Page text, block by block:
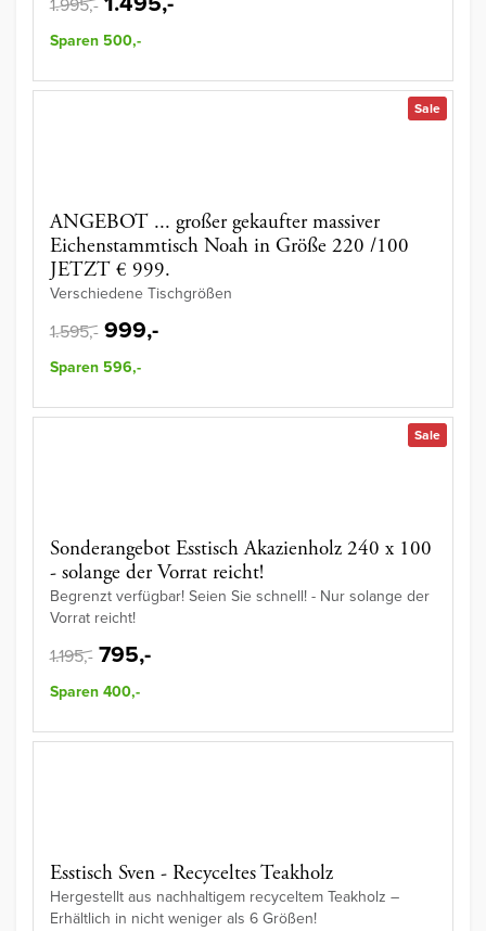
Sparen 500,-
Sale
ANGEBOT ... großer gekaufter massiver
Eichenstammtisch Noah in Größe 220 /100
JETZT € 999.
Verschiedene Tischgrößen
1.595,- 999,-
Sparen 596,-
Sale
Sonderangebot Esstisch Akazienholz 240 x 100
- solange der Vorrat reicht!
Begrenzt verfügbar! Seien Sie schnell! - Nur solange der
Vorrat reicht!
1.195,- 795,-
Sparen 400,-
Esstisch Sven - Recyceltes Teakholz
Hergestellt aus nachhaltigem recyceltem Teakholz –
Erhältlich in nicht weniger als 6 Größen!